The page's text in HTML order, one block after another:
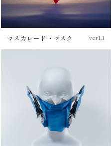
マスカレード・マスク ver1.1